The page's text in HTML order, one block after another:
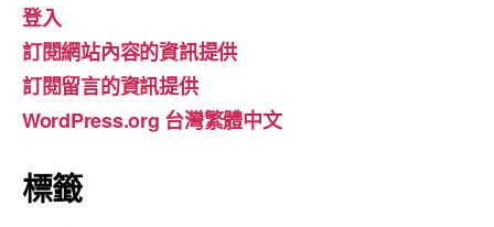
b
o
o
k
a
m
u
b
e
登入
訂閱網站內容的資訊提供
訂閱留言的資訊提供
WordPress.org 台灣繁體中文
標籤